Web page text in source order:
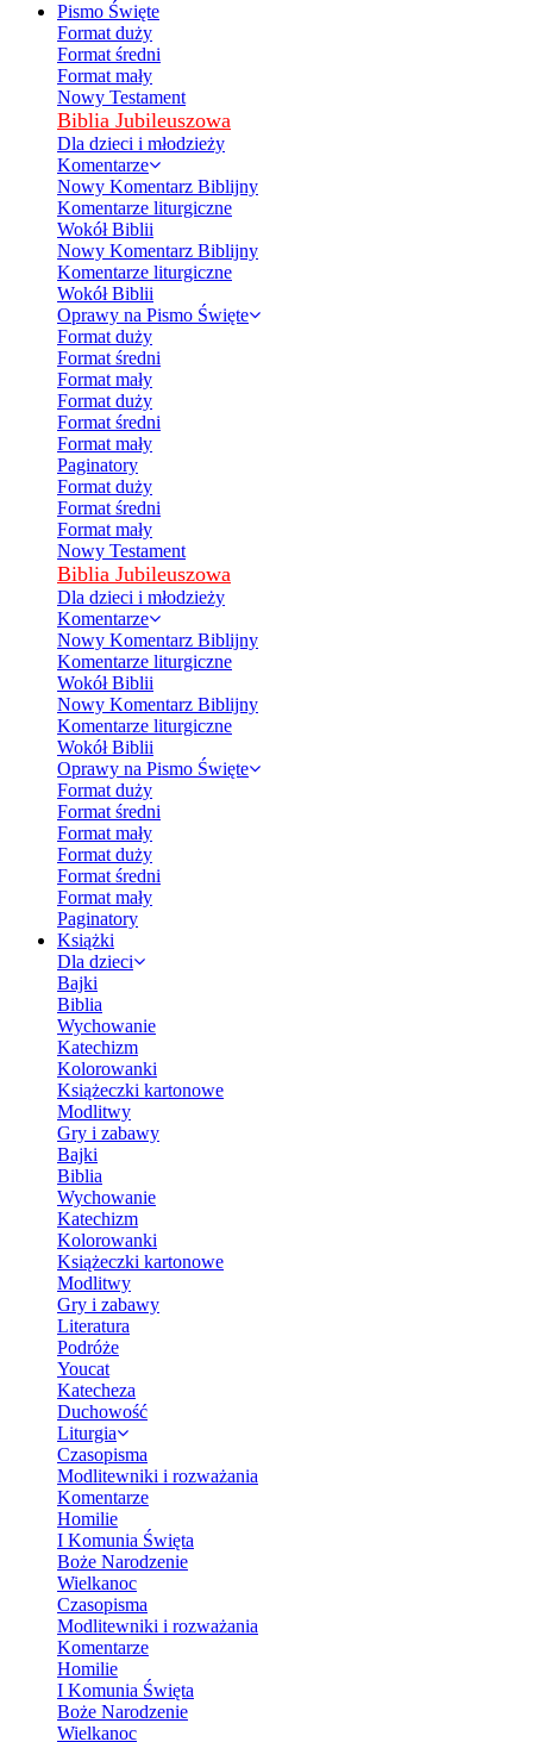
Pismo Święte
Format duży
Format średni
Format mały
Nowy Testament
Biblia Jubileuszowa
Dla dzieci i młodzieży
Komentarze
Nowy Komentarz Biblijny
Komentarze liturgiczne
Wokół Biblii
Nowy Komentarz Biblijny
Komentarze liturgiczne
Wokół Biblii
Oprawy na Pismo Święte
Format duży
Format średni
Format mały
Format duży
Format średni
Format mały
Paginatory
Format duży
Format średni
Format mały
Nowy Testament
Biblia Jubileuszowa
Dla dzieci i młodzieży
Komentarze
Nowy Komentarz Biblijny
Komentarze liturgiczne
Wokół Biblii
Nowy Komentarz Biblijny
Komentarze liturgiczne
Wokół Biblii
Oprawy na Pismo Święte
Format duży
Format średni
Format mały
Format duży
Format średni
Format mały
Paginatory
Książki
Dla dzieci
Bajki
Biblia
Wychowanie
Katechizm
Kolorowanki
Książeczki kartonowe
Modlitwy
Gry i zabawy
Bajki
Biblia
Wychowanie
Katechizm
Kolorowanki
Książeczki kartonowe
Modlitwy
Gry i zabawy
Literatura
Podróże
Youcat
Katecheza
Duchowość
Liturgia
Czasopisma
Modlitewniki i rozważania
Komentarze
Homilie
I Komunia Święta
Boże Narodzenie
Wielkanoc
Czasopisma
Modlitewniki i rozważania
Komentarze
Homilie
I Komunia Święta
Boże Narodzenie
Wielkanoc